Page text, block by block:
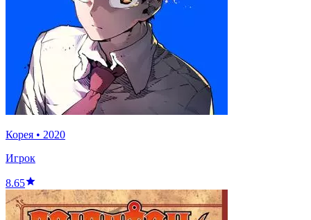
Корея • 2020
Игрок
8.65